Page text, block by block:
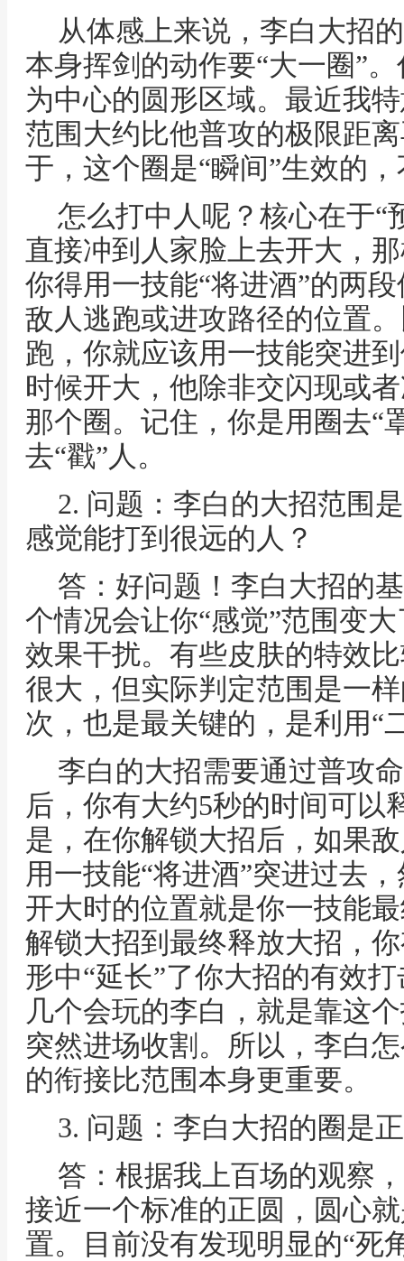
从体感上来说，李白大招
本身挥剑的动作要“大一圈”
为中心的圆形区域。最近我
范围大约比他普攻的极限距
于，这个圈是“瞬间”生效的
怎么打中人呢？核心在于“
直接冲到人家脸上去开大，
你得用一技能“将进酒”的两
敌人逃跑或进攻路径的位置
跑，你就应该用一技能突进
时候开大，他除非交闪现或
那个圈。记住，你是用圈去“
去“戳”人。
2. 问题：李白的大招范围
感觉能打到很远的人？
答：好问题！李白大招的
个情况会让你“感觉”范围变
效果干扰。有些皮肤的特效
很大，但实际判定范围是一
次，也是最关键的，是利用“
李白的大招需要通过普攻
后，你有大约5秒的时间可以
是，在你解锁大招后，如果
用一技能“将进酒”突进过去
开大时的位置就是你一技能
解锁大招到最终释放大招，
形中“延长”了你大招的有效
几个会玩的李白，就是靠这
突然进场收割。所以，李白
的衔接比范围本身更重要。
3. 问题：李白大招的圈是
答：根据我上百场的观察
接近一个标准的正圆，圆心
置。目前没有发现明显的“死